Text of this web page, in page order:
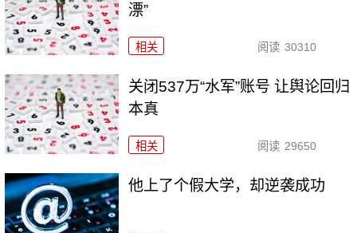
漂”
相关 阅读 30310
关闭537万“水军”账号 让舆论回归
本真
相关 阅读 29650
他上了个假大学，却逆袭成功